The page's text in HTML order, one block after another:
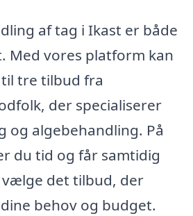
af tag i Ikast er både
Med vores platform kan
tre tilbud fra
der specialiserer
og algebehandling. På
du tid og får samtidig
det tilbud, der
behov og budget.